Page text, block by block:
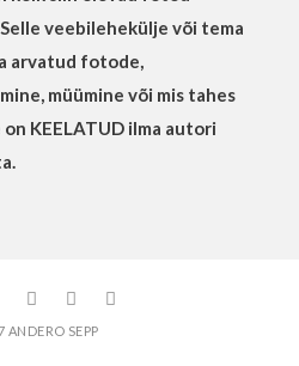
veebilehekülje või tema
arvatud fotode,
müümine või mis tahes
KEELATUD ilma autori
ANDERO SEPP